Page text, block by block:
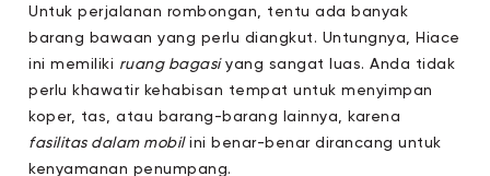
Untuk perjalanan rombongan, tentu ada banyak
barang bawaan yang perlu diangkut. Untungnya, Hiace
ini memiliki ruang bagasiyang sangat luas. Anda tidak
perlu khawatir kehabisan tempat untuk menyimpan
koper, tas, atau barang-barang lainnya, karena
fasilitas dalam mobilini benar-benar dirancang untuk
kenyamanan penumpang.